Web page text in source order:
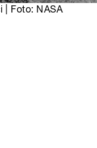
| Foto: NASA